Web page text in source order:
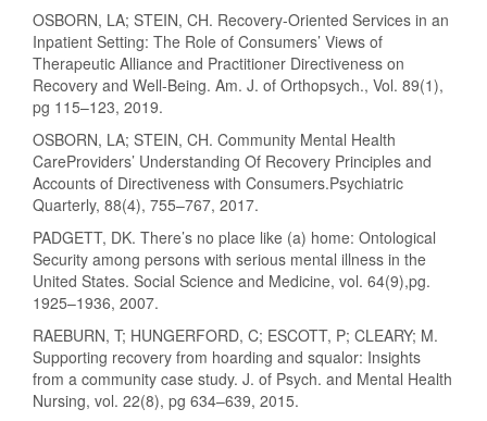
OSBORN, LA; STEIN, CH. Recovery-Oriented Services in an
Inpatient Setting: The Role of Consumers’ Views of
Therapeutic Alliance and Practitioner Directiveness on
Recovery and Well-Being. Am. J. of Orthopsych., Vol. 89(1),
pg 115–123, 2019.
OSBORN, LA; STEIN, CH. Community Mental Health
CareProviders’ Understanding Of Recovery Principles and
Accounts of Directiveness with Consumers.Psychiatric
Quarterly, 88(4), 755–767, 2017.
PADGETT, DK. There’s no place like (a) home: Ontological
Security among persons with serious mental illness in the
United States. Social Science and Medicine, vol. 64(9),pg.
1925–1936, 2007.
RAEBURN, T; HUNGERFORD, C; ESCOTT, P; CLEARY; M.
Supporting recovery from hoarding and squalor: Insights
from a community case study. J. of Psych. and Mental Health
Nursing, vol. 22(8), pg 634–639, 2015.